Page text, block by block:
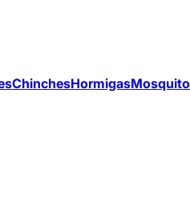
ChinchesHormigas